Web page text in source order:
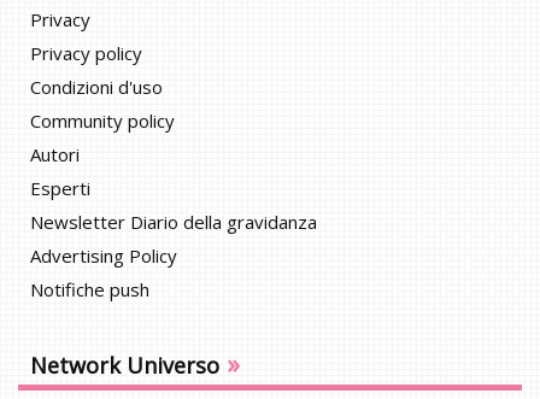
Privacy
Privacy policy
Condizioni d'uso
Community policy
Autori
Esperti
Newsletter Diario della gravidanza
Advertising Policy
Notifiche push
Network Universo »